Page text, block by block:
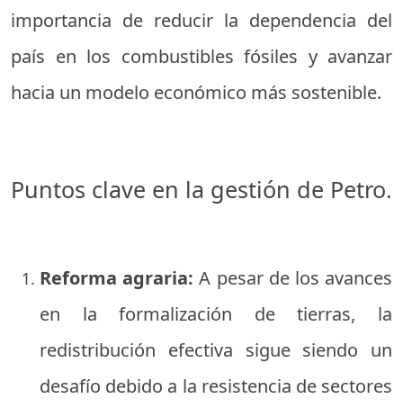
importancia de reducir la dependencia del
país en los combustibles fósiles y avanzar
hacia un modelo económico más sostenible.
Puntos clave en la gestión de Petro.
Reforma agraria: A pesar de los avances
en la formalización de tierras, la
redistribución efectiva sigue siendo un
desafío debido a la resistencia de sectores